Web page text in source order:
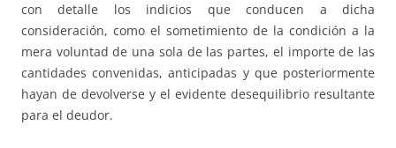
con detalle los indicios que conducen a dicha
consideración, como el sometimiento de la condición a la
mera voluntad de una sola de las partes, el importe de las
cantidades convenidas, anticipadas y que posteriormente
hayan de devolverse y el evidente desequilibrio resultante
para el deudor.